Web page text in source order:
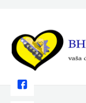
content